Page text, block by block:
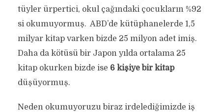
tüyler ürpertici, okul çağındaki çocukların %92
si okumuyormuş. ABD’de kütüphanelerde 1,5
milyar kitap varken bizde 25 milyon adet imiş.
Daha da kötüsü bir Japon yılda ortalama 25
kitap okurken bizde ise 6 kişiye bir kitap
düşüyormuş.
Neden okumuyoruzu biraz irdelediğimizde iş